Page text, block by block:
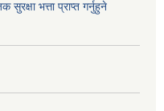
भत्ता प्राप्त गर्नुहुने